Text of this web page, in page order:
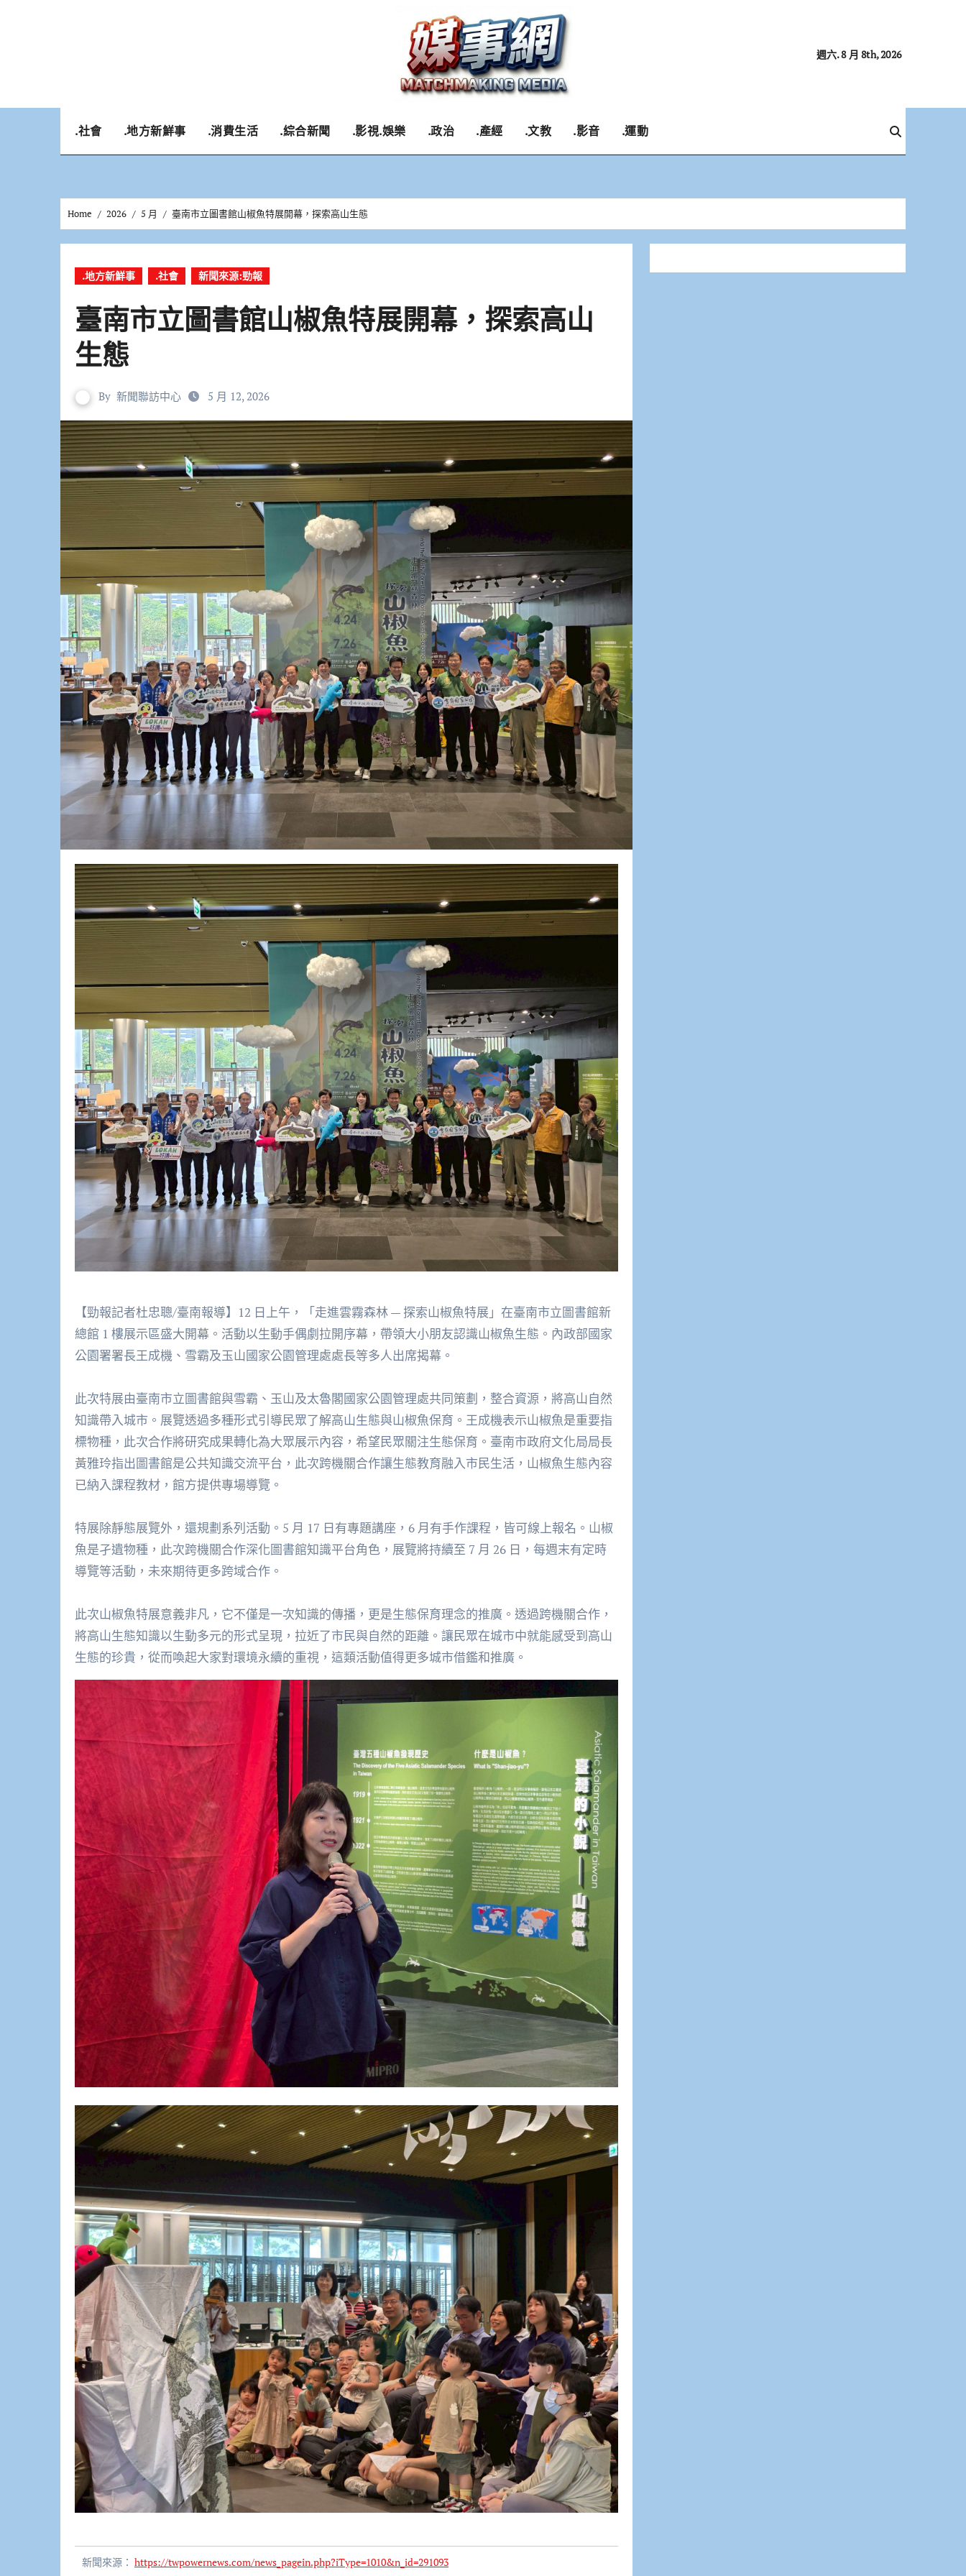
週六. 8 月 8th, 2026
.社會 .地方新鮮事 .消費生活 .綜合新聞 .影視.娛樂 .政治 .產經 .文教 .影音 .運動
Home 2026 5 月 臺南市立圖書館山椒魚特展開幕，探索高山生態
.地方新鮮事 .社會 新聞來源:勁報
臺南市立圖書館山椒魚特展開幕，探索高山
生態
By 新聞聯訪中心 5 月 12, 2026
【勁報記者杜忠聰/臺南報導】12 日上午，「走進雲霧森林 — 探索山椒魚特展」在臺南市立圖書館新
總館 1 樓展示區盛大開幕。活動以生動手偶劇拉開序幕，帶領大小朋友認識山椒魚生態。內政部國家
公園署署長王成機、雪霸及玉山國家公園管理處處長等多人出席揭幕。
此次特展由臺南市立圖書館與雪霸、玉山及太魯閣國家公園管理處共同策劃，整合資源，將高山自然
知識帶入城市。展覽透過多種形式引導民眾了解高山生態與山椒魚保育。王成機表示山椒魚是重要指
標物種，此次合作將研究成果轉化為大眾展示內容，希望民眾關注生態保育。臺南市政府文化局局長
黃雅玲指出圖書館是公共知識交流平台，此次跨機關合作讓生態教育融入市民生活，山椒魚生態內容
已納入課程教材，館方提供專場導覽。
特展除靜態展覽外，還規劃系列活動。5 月 17 日有專題講座，6 月有手作課程，皆可線上報名。山椒
魚是孑遺物種，此次跨機關合作深化圖書館知識平台角色，展覽將持續至 7 月 26 日，每週末有定時
導覽等活動，未來期待更多跨域合作。
此次山椒魚特展意義非凡，它不僅是一次知識的傳播，更是生態保育理念的推廣。透過跨機關合作，
將高山生態知識以生動多元的形式呈現，拉近了市民與自然的距離。讓民眾在城市中就能感受到高山
生態的珍貴，從而喚起大家對環境永續的重視，這類活動值得更多城市借鑑和推廣。
新聞來源： https://twpowernews.com/news_pagein.php?iType=1010&n_id=291093